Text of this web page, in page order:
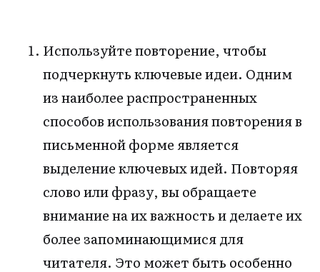
Используйте повторение, чтобы
подчеркнуть ключевые идеи. Одним
из наиболее распространенных
способов использования повторения в
письменной форме является
выделение ключевых идей. Повторяя
слово или фразу, вы обращаете
внимание на их важность и делаете их
более запоминающимися для
читателя. Это может быть особенно